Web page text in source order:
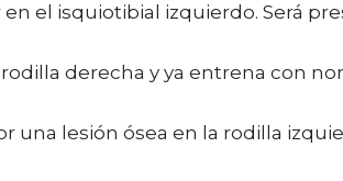
el isquiotibial izquierdo. Será
derecha y ya entrena con
una lesión ósea en la rodilla